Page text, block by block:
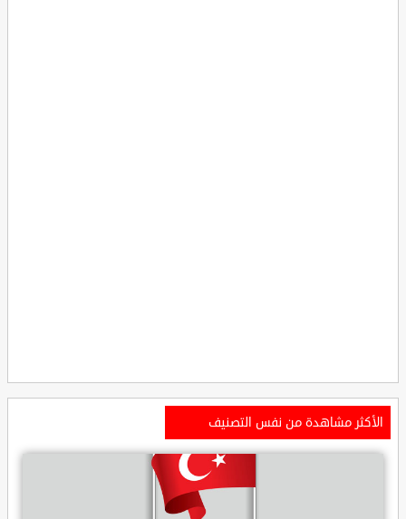
الأكثر مشاهدة من نفس التصنيف